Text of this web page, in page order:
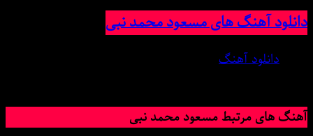
دانلود آهنگ های مسعود محمد نبی
دانلود آهنگ
آهنگ های مرتبط مسعود محمد نبی